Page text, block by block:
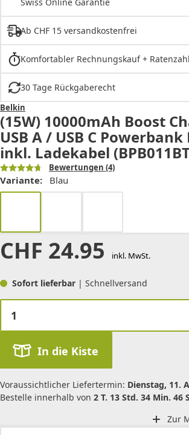
Swiss Online Garantie
Ab CHF 15 versandkostenfrei
Komfortabler Rechnungskauf +
30 Tage Rückgaberecht
Belkin
(15W) 10000mAh Boost
USB A / USB C
inkl. Ladekabel
Bewertungen (4)
Variante: Blau
CHF 24.95 inkl. MwSt.
Sofort lieferbar | Schnellversand
In die Kiste
Voraussichtlicher Liefertermin: Dienstag, 11.
Bestelle innerhalb von 2 T. 13 Std. 34 Min. 46
Zur